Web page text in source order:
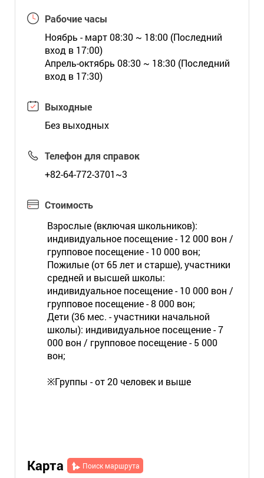
Рабочие часы
Ноябрь - март 08:30 ~ 18:00 (Последний
вход в 17:00)
Апрель-октябрь 08:30 ~ 18:30 (Последний
вход в 17:30)
Выходные
Без выходных
Телефон для справок
+82-64-772-3701~3
Стоимость
Взрослые (включая школьников):
индивидуальное посещение - 12 000 вон /
групповое посещение - 10 000 вон;
Пожилые (от 65 лет и старше), участники
средней и высшей школы:
индивидуальное посещение - 10 000 вон /
групповое посещение - 8 000 вон;
Дети (36 мес. - участники начальной
школы): индивидуальное посещение - 7
000 вон / групповое посещение - 5 000
вон;
※Группы - от 20 человек и выше
Карта Поиск маршрута